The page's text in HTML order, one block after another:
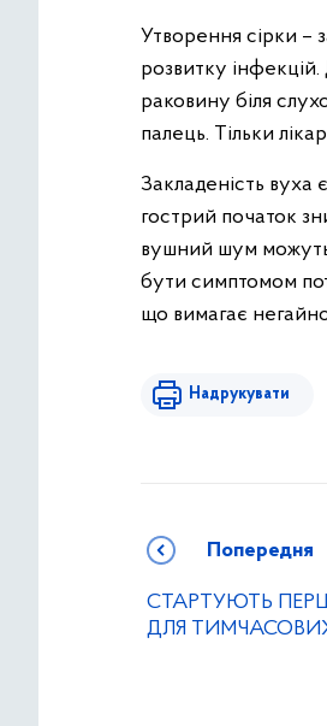
Утворення сірки –
розвитку
раковину біля
палець. Тільки
Закладеність
гострий початок
вушний шум можуть
бути симптомом
що вимагає
Надрукувати
Попередня
СТАРТУЮТЬ
ДЛЯ